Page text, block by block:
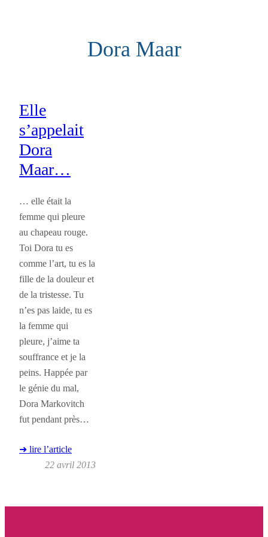
Dora Maar
Elle
s’appelait
Dora
Maar…
… elle était la
femme qui pleure
au chapeau rouge.
Toi Dora tu es
comme l’art, tu es la
fille de la douleur et
de la tristesse. Tu
n’es pas laide, tu es
la femme qui
pleure, j’aime ta
souffrance et je la
peins. Happée par
le génie du mal,
Dora Markovitch
fut pendant près…
➜ lire l’article
22 avril 2013